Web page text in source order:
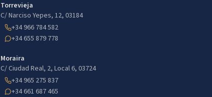
Torrevieja
C/ Narciso Yepes, 12, 03184
+34 966 784 582
+34 655 879 778
Moraira
C/ Ciudad Real, 2, Local 6, 03724
+34 965 275 837
+34 661 687 465